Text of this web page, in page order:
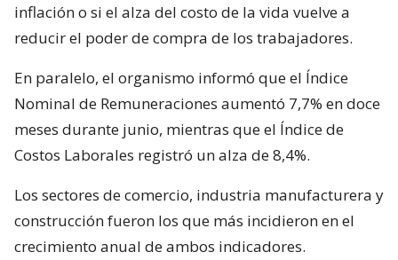
inflación o si el alza del costo de la vida vuelve a
reducir el poder de compra de los trabajadores.
En paralelo, el organismo informó que el Índice
Nominal de Remuneraciones aumentó 7,7% en doce
meses durante junio, mientras que el Índice de
Costos Laborales registró un alza de 8,4%.
Los sectores de comercio, industria manufacturera y
construcción fueron los que más incidieron en el
crecimiento anual de ambos indicadores.